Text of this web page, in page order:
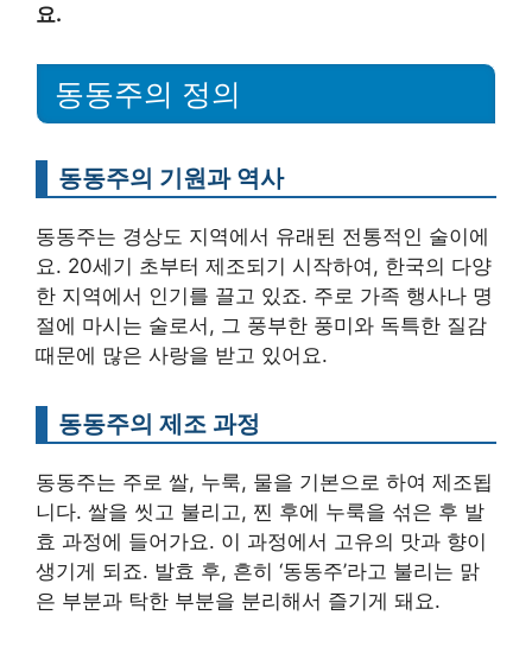
요.
동동주의 정의
동동주의 기원과 역사
동동주는 경상도 지역에서 유래된 전통적인 술이에
요. 20세기 초부터 제조되기 시작하여, 한국의 다양
한 지역에서 인기를 끌고 있죠. 주로 가족 행사나 명
절에 마시는 술로서, 그 풍부한 풍미와 독특한 질감
때문에 많은 사랑을 받고 있어요.
동동주의 제조 과정
동동주는 주로 쌀, 누룩, 물을 기본으로 하여 제조됩
니다. 쌀을 씻고 불리고, 찐 후에 누룩을 섞은 후 발
효 과정에 들어가요. 이 과정에서 고유의 맛과 향이
생기게 되죠. 발효 후, 흔히 ‘동동주’라고 불리는 맑
은 부분과 탁한 부분을 분리해서 즐기게 돼요.